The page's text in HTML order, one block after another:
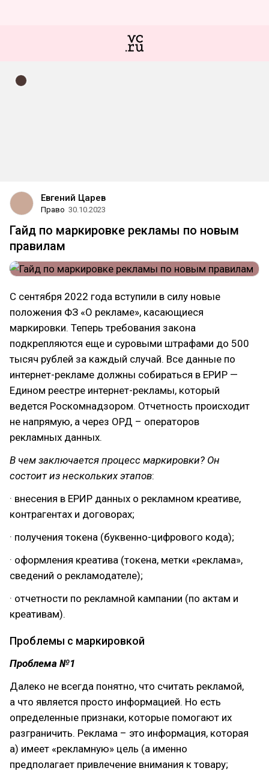
Евгений Царев
Право 30.10.2023
Гайд по маркировке рекламы по новым
правилам
С сентября 2022 года вступили в силу новые
положения ФЗ «О рекламе», касающиеся
маркировки. Теперь требования закона
подкрепляются еще и суровыми штрафами до 500
тысяч рублей за каждый случай. Все данные по
интернет-рекламе должны собираться в ЕРИР —
Едином реестре интернет-рекламы, который
ведется Роскомнадзором. Отчетность происходит
не напрямую, а через ОРД – операторов
рекламных данных.
В чем заключается процесс маркировки? Он
состоит из нескольких этапов:
· внесения в ЕРИР данных о рекламном креативе,
контрагентах и договорах;
· получения токена (буквенно-цифрового кода);
· оформления креатива (токена, метки «реклама»,
сведений о рекламодателе);
· отчетности по рекламной кампании (по актам и
креативам).
Проблемы с маркировкой
Проблема №1
Далеко не всегда понятно, что считать рекламой,
а что является просто информацией. Но есть
определенные признаки, которые помогают их
разграничить. Реклама – это информация, которая
а) имеет «рекламную» цель (а именно
предполагает привлечение внимания к товару;